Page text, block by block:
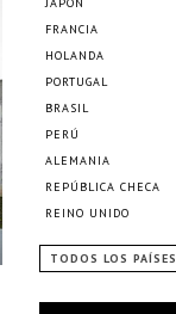
FRANCIA
HOLANDA
PORTUGAL
BRASIL
PERÚ
ALEMANIA
REPÚBLICA CHECA
REINO UNIDO
TODOS LOS PAÍSES